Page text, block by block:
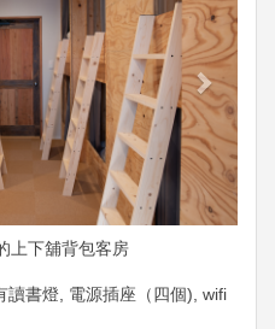
上下舖背包客房
讀書燈, 電源插座（四個), wifi